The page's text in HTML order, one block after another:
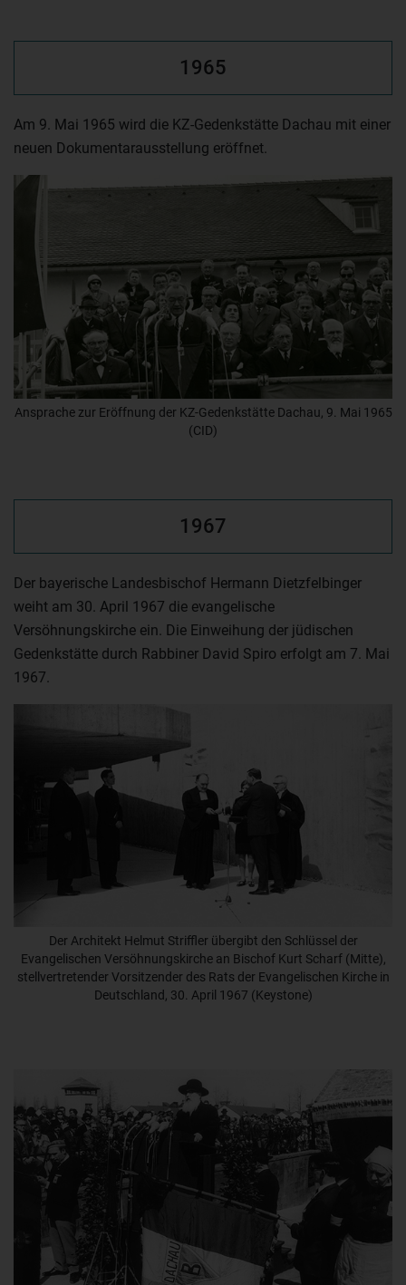
1965
Am 9. Mai 1965 wird die KZ-Gedenkstätte Dachau mit einer
neuen Dokumentarausstellung eröffnet.
Ansprache zur Eröffnung der KZ-Gedenkstätte Dachau, 9. Mai 1965
(CID)
1967
Der bayerische Landesbischof Hermann Dietzfelbinger
weiht am 30. April 1967 die evangelische
Versöhnungskirche ein. Die Einweihung der jüdischen
Gedenkstätte durch Rabbiner David Spiro erfolgt am 7. Mai
1967.
Der Architekt Helmut Striffler übergibt den Schlüssel der
Evangelischen Versöhnungskirche an Bischof Kurt Scharf (Mitte),
stellvertretender Vorsitzender des Rats der Evangelischen Kirche in
Deutschland, 30. April 1967 (Keystone)